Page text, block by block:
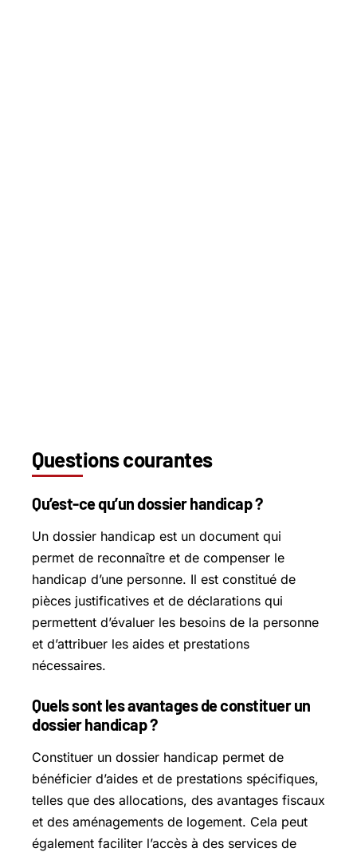
Questions courantes
Qu’est-ce qu’un dossier handicap ?
Un dossier handicap est un document qui
permet de reconnaître et de compenser le
handicap d’une personne. Il est constitué de
pièces justificatives et de déclarations qui
permettent d’évaluer les besoins de la personne
et d’attribuer les aides et prestations
nécessaires.
Quels sont les avantages de constituer un
dossier handicap ?
Constituer un dossier handicap permet de
bénéficier d’aides et de prestations spécifiques,
telles que des allocations, des avantages fiscaux
et des aménagements de logement. Cela peut
également faciliter l’accès à des services de